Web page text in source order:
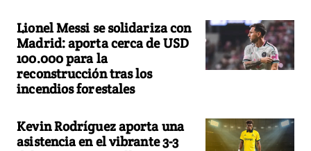
Lionel Messi se solidariza con
Madrid: aporta cerca de USD
100.000 para la
reconstrucción tras los
incendios forestales
Kevin Rodríguez aporta una
asistencia en el vibrante 3-3